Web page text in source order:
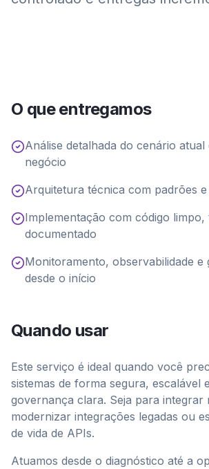
O que entregamos
Análise detalhada do cenário atual
negócio
Arquitetura técnica com padrões
Implementação com código limpo,
documentado
Monitoramento, observabilidade e
desde o início
Quando usar
Este serviço é ideal quando você
sistemas de forma segura, escalável
governança clara. Seja para integrar
modernizar integrações legadas ou
de vida de APIs.
Atuamos desde o diagnóstico até a